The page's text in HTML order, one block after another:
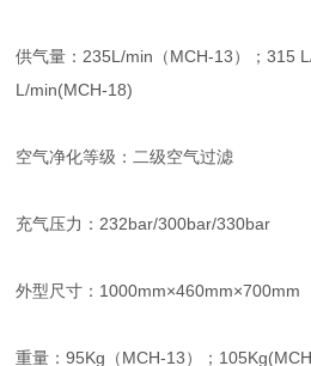
供气量：235L/min（MCH-13）；315
L/min(MCH-18)
空气净化等级：二级空气过滤
充气压力：232bar/300bar/330bar
外型尺寸：1000mm×460mm×700mm
重量：95Kg（MCH-13）；